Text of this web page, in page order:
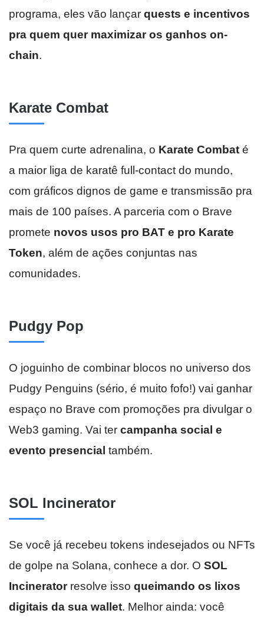
programa, eles vão lançar quests e incentivos
pra quem quer maximizar os ganhos on-
chain.
Karate Combat
Pra quem curte adrenalina, o Karate Combat é
a maior liga de karatê full-contact do mundo,
com gráficos dignos de game e transmissão pra
mais de 100 países. A parceria com o Brave
promete novos usos pro BAT e pro Karate
Token, além de ações conjuntas nas
comunidades.
Pudgy Pop
O joguinho de combinar blocos no universo dos
Pudgy Penguins (sério, é muito fofo!) vai ganhar
espaço no Brave com promoções pra divulgar o
Web3 gaming. Vai ter campanha social e
evento presencial também.
SOL Incinerator
Se você já recebeu tokens indesejados ou NFTs
de golpe na Solana, conhece a dor. O SOL
Incineratorresolve isso queimando os lixos
digitais da sua wallet. Melhor ainda: você